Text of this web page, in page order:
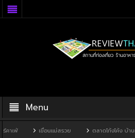
Menu
เขื่อนแม่สรวย ตลาดโก้งโค้ง บ้านแสงโสม